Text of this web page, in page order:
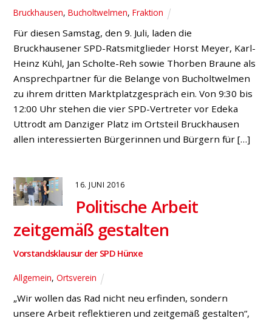
Bruckhausen,Bucholtwelmen,Fraktion
Für diesen Samstag, den 9. Juli, laden die
Bruckhausener SPD-Ratsmitglieder Horst Meyer, Karl-
Heinz Kühl, Jan Scholte-Reh sowie Thorben Braune als
Ansprechpartner für die Belange von Bucholtwelmen
zu ihrem dritten Marktplatzgespräch ein. Von 9:30 bis
12:00 Uhr stehen die vier SPD-Vertreter vor Edeka
Uttrodt am Danziger Platz im Ortsteil Bruckhausen
allen interessierten Bürgerinnen und Bürgern für […]
16. JUNI 2016
Politische Arbeit
zeitgemäß gestalten
Vorstandsklausur der SPD Hünxe
Allgemein,Ortsverein
„Wir wollen das Rad nicht neu erfinden, sondern
unsere Arbeit reflektieren und zeitgemäß gestalten“,